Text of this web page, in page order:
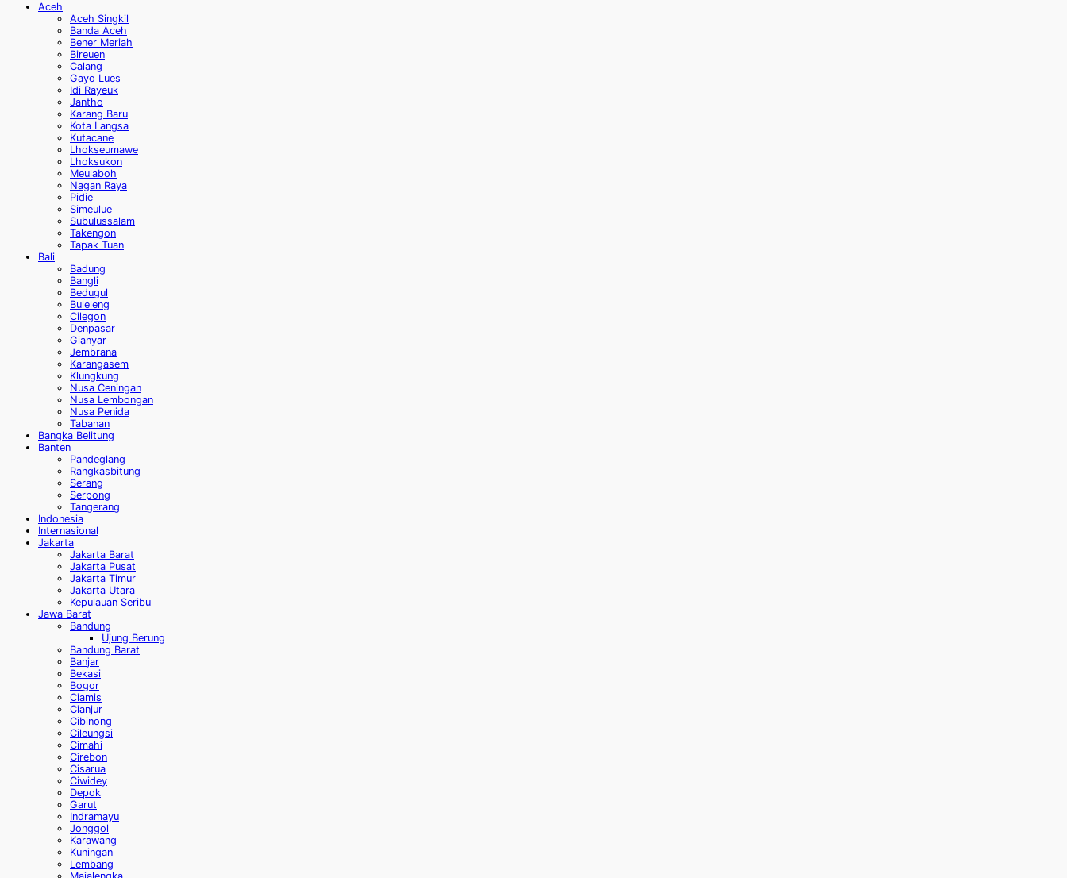
Aceh
Aceh Singkil
Banda Aceh
Bener Meriah
Bireuen
Calang
Gayo Lues
Idi Rayeuk
Jantho
Karang Baru
Kota Langsa
Kutacane
Lhokseumawe
Lhoksukon
Meulaboh
Nagan Raya
Pidie
Simeulue
Subulussalam
Takengon
Tapak Tuan
Bali
Badung
Bangli
Bedugul
Buleleng
Cilegon
Denpasar
Gianyar
Jembrana
Karangasem
Klungkung
Nusa Ceningan
Nusa Lembongan
Nusa Penida
Tabanan
Bangka Belitung
Banten
Pandeglang
Rangkasbitung
Serang
Serpong
Tangerang
Indonesia
Internasional
Jakarta
Jakarta Barat
Jakarta Pusat
Jakarta Timur
Jakarta Utara
Kepulauan Seribu
Jawa Barat
Bandung
Ujung Berung
Bandung Barat
Banjar
Bekasi
Bogor
Ciamis
Cianjur
Cibinong
Cileungsi
Cimahi
Cirebon
Cisarua
Ciwidey
Depok
Garut
Indramayu
Jonggol
Karawang
Kuningan
Lembang